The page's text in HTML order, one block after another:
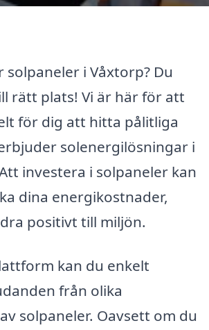
solpaneler i Våxtorp? Du
rätt plats! Vi är här för att
för dig att hitta pålitliga
solenergilösningar i
investera i solpaneler kan
dina energikostnader,
positivt till miljön.
kan du enkelt
från olika
solpaneler. Oavsett om du